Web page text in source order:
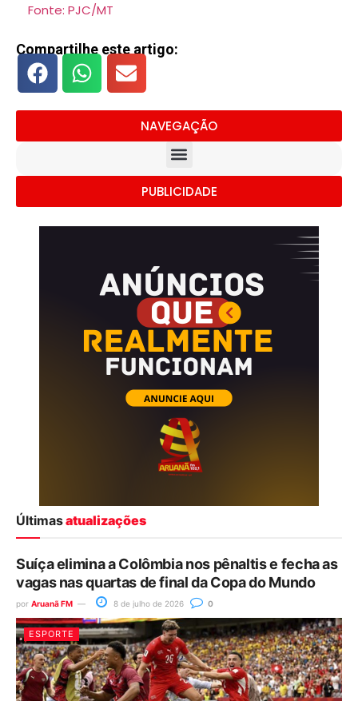
Fonte: PJC/MT
Compartilhe este artigo:
NAVEGAÇÃO
PUBLICIDADE
Últimasatualizações
Suíça elimina a Colômbia nos pênaltis e fecha as
vagas nas quartas de final da Copa do Mundo
por Aruanã FM 8 de julho de 2026 0
ESPORTE